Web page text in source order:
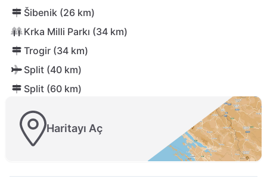
Šibenik (26 km)
Krka Milli Parkı (34 km)
Trogir (34 km)
Split (40 km)
Split (60 km)
Haritayı Aç